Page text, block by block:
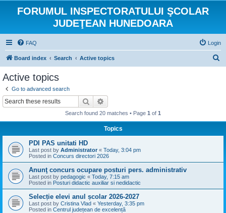
FORUMUL INSPECTORATULUI ŞCOLAR
JUDEŢEAN HUNEDOARA
FAQ Login
Board index Search Active topics
Active topics
Go to advanced search
Search
Search found 20 matches • Page 1 of 1
Topics
PDI PAS unitati HD
Last post by Administrator « Today, 3:04 pm
Posted in Concurs directori 2026
Anunţ concurs ocupare posturi pers. administrativ
Last post by pedagogic « Today, 7:15 am
Posted in Posturi didactic auxiliar si nedidactic
Selecție elevi anul școlar 2026-2027
Last post by Cristina Vlad « Yesterday, 3:35 pm
Posted in Centrul județean de excelență